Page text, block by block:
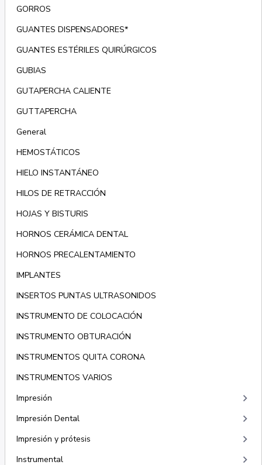
GORROS
GUANTES DISPENSADORES*
GUANTES ESTÉRILES QUIRÚRGICOS
GUBIAS
GUTAPERCHA CALIENTE
GUTTAPERCHA
General
HEMOSTÁTICOS
HIELO INSTANTÁNEO
HILOS DE RETRACCIÓN
HOJAS Y BISTURIS
HORNOS CERÁMICA DENTAL
HORNOS PRECALENTAMIENTO
IMPLANTES
INSERTOS PUNTAS ULTRASONIDOS
INSTRUMENTO DE COLOCACIÓN
INSTRUMENTO OBTURACIÓN
INSTRUMENTOS QUITA CORONA
INSTRUMENTOS VARIOS
Impresión
keyboard_arrow_right
Impresión Dental keyboard_arrow_right
Impresión y prótesis keyboard_arrow_right
Instrumental keyboard_arrow_right